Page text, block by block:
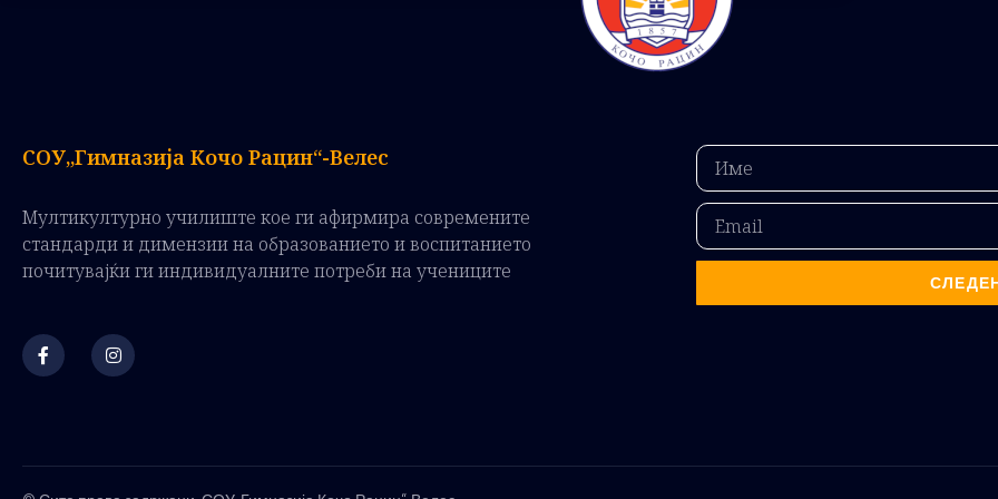
СОУ„Гимназија Кочо Рацин“-Велес
Мултикултурно училиште кое ги афирмира современите
стандарди и димензии на образованието и воспитанието
почитувајќи ги индивидуалните потреби на учениците